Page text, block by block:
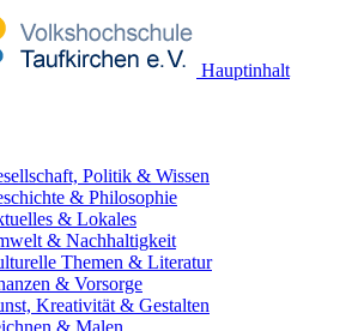
Hauptinhalt
Politik & Wissen
& Philosophie
& Lokales
& Nachhaltigkeit
Themen & Literatur
& Vorsorge
Kreativität & Gestalten
& Malen